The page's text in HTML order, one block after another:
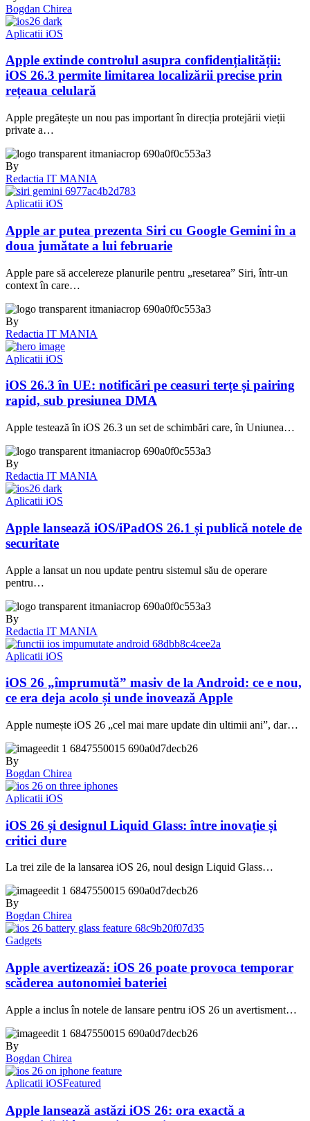
Bogdan Chirea
Aplicatii iOS
Apple extinde controlul asupra confidențialității:
iOS 26.3 permite limitarea localizării precise prin
rețeaua celulară
Apple pregătește un nou pas important în direcția protejării vieții
private a…
By
Redactia IT MANIA
Aplicatii iOS
Apple ar putea prezenta Siri cu Google Gemini în a
doua jumătate a lui februarie
Apple pare să accelereze planurile pentru „resetarea” Siri, într-un
context în care…
By
Redactia IT MANIA
Aplicatii iOS
iOS 26.3 în UE: notificări pe ceasuri terțe și pairing
rapid, sub presiunea DMA
Apple testează în iOS 26.3 un set de schimbări care, în Uniunea…
By
Redactia IT MANIA
Aplicatii iOS
Apple lansează iOS/iPadOS 26.1 și publică notele de
securitate
Apple a lansat un nou update pentru sistemul său de operare
pentru…
By
Redactia IT MANIA
Aplicatii iOS
iOS 26 „împrumută” masiv de la Android: ce e nou,
ce era deja acolo și unde inovează Apple
Apple numește iOS 26 „cel mai mare update din ultimii ani”, dar…
By
Bogdan Chirea
Aplicatii iOS
iOS 26 și designul Liquid Glass: între inovație și
critici dure
La trei zile de la lansarea iOS 26, noul design Liquid Glass…
By
Bogdan Chirea
Gadgets
Apple avertizează: iOS 26 poate provoca temporar
scăderea autonomiei bateriei
Apple a inclus în notele de lansare pentru iOS 26 un avertisment…
By
Bogdan Chirea
Aplicatii iOSFeatured
Apple lansează astăzi iOS 26: ora exactă a